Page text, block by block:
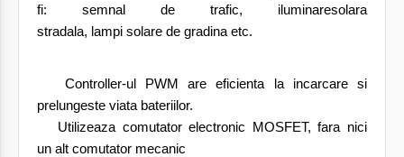
fi: semnal de trafic, iluminaresolara
stradala, lampi solare de gradina etc.
Controller-ul PWM are eficienta la incarcare si
prelungeste viata bateriilor.
Utilizeaza comutator electronic MOSFET, fara nici
un alt comutator mecanic